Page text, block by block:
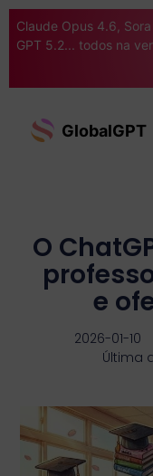
Claude Opus 4.6,
GPT 5.2... todos na
GlobalGPT
O
e
2026-01-10
Última